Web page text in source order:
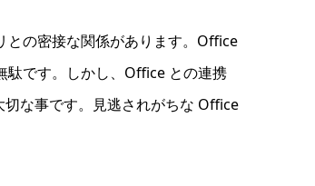
の密接な関係があります。Office
駄です。しかし、Office との連携
な事です。見逃されがちな Office